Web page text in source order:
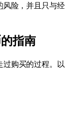
风险，并且只与经
指南
过购买的过程。以